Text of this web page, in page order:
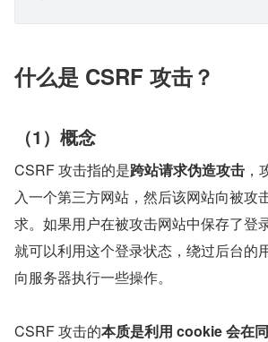
什么是 CSRF 攻击？
（1）概念
CSRF 攻击指的是跨站请求伪造攻击
入一个第三方网站，然后该网站向被攻
求。如果用户在被攻击网站中保存了登
就可以利用这个登录状态，绕过后台的
向服务器执行一些操作。
CSRF 攻击的本质是利用 cookie 会在